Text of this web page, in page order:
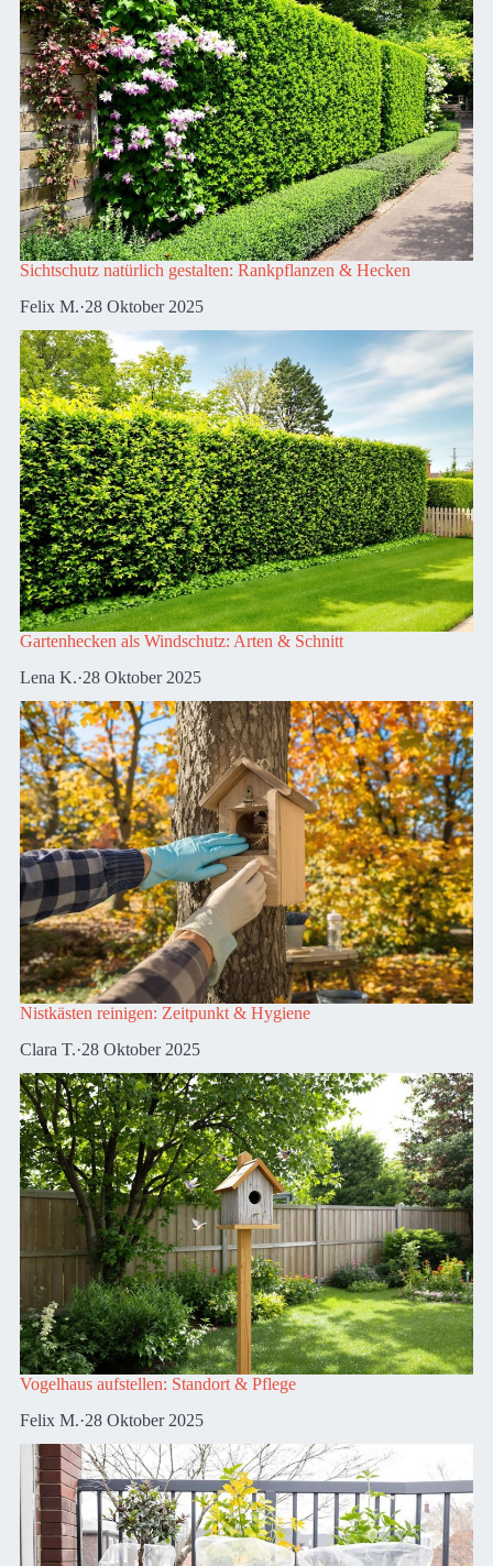
Sichtschutz natürlich gestalten: Rankpflanzen & Hecken
Felix M.·28 Oktober 2025
Gartenhecken als Windschutz: Arten & Schnitt
Lena K.·28 Oktober 2025
Nistkästen reinigen: Zeitpunkt & Hygiene
Clara T.·28 Oktober 2025
Vogelhaus aufstellen: Standort & Pflege
Felix M.·28 Oktober 2025